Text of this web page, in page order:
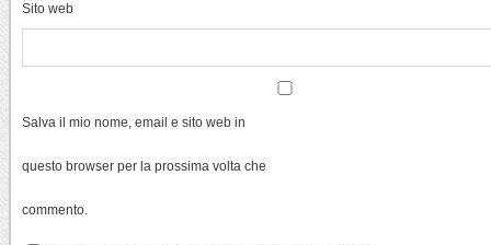
Sito web
Salva il mio nome, email e sito web in
questo browser per la prossima volta che
commento.